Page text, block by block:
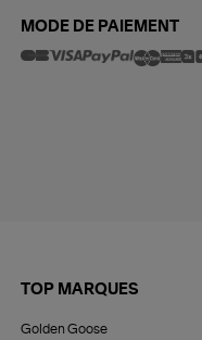
MODE DE PAIEMENT
TOP MARQUES
Golden Goose